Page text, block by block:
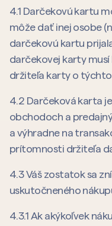
4.1 Darčekovú kartu
môže dať inej osobe
darčekovú kartu
darčekovej karty
držiteľa karty o
4.2 Darčeková karta
obchodoch a
a výhradne na
prítomnosti držiteľa
4.3 Váš zostatok sa
uskutočneného
4.3.1 Ak akýkoľvek